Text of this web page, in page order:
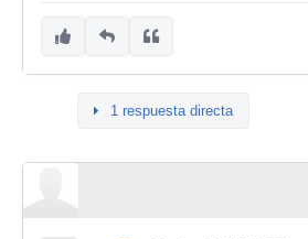
1 respuesta directa